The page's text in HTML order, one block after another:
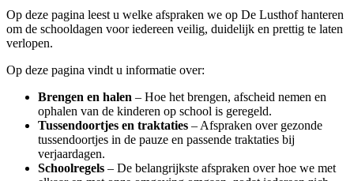
Op deze pagina leest u welke afspraken we op De Lusthof hanteren
om de schooldagen voor iedereen veilig, duidelijk en prettig te laten
verlopen.
Op deze pagina vindt u informatie over:
Brengen en halen – Hoe het brengen, afscheid nemen en
ophalen van de kinderen op school is geregeld.
Tussendoortjes en traktaties – Afspraken over gezonde
tussendoortjes in de pauze en passende traktaties bij
verjaardagen.
Schoolregels – De belangrijkste afspraken over hoe we met